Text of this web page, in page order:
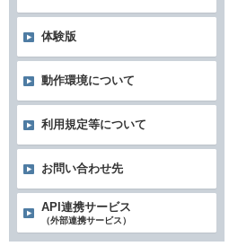
体験版
動作環境について
利用規定等について
お問い合わせ先
API連携サービス
（外部連携サービス）